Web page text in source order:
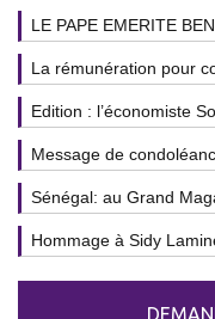
LE PAPE EMERITE
La rémunération pour
Edition : l’économiste
Message de
Sénégal: au Grand
Hommage à Sidy